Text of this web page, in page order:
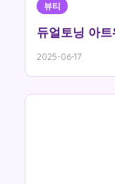
뷰티
듀얼토닝 아
2025-06-17